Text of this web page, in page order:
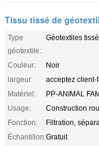
Tissu tissé de
Type
géotextile:
Géotextiles
Couleur:
Noir
largeur:
acceptez client-
Matériel:
PP-ANIMAL
Usage:
Construction
Fonction:
Filtration,
Échantillon:Gratuit